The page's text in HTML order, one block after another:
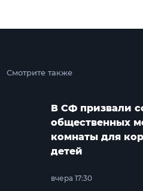
Смотрите также
В СФ призвали
общественных
комнаты для
детей
вчера 17:30